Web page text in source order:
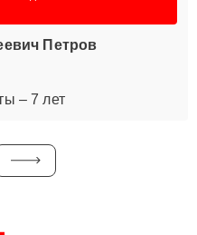
Петров
– 7 лет